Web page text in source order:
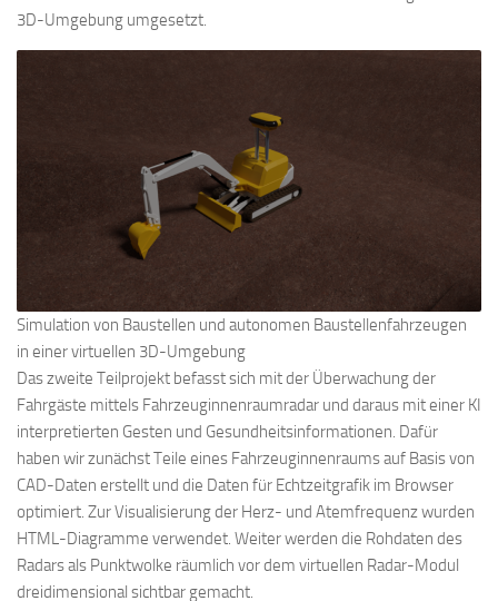
3D-Umgebung umgesetzt.
Simulation von Baustellen und autonomen Baustellenfahrzeugen
in einer virtuellen 3D-Umgebung
Das zweite Teilprojekt befasst sich mit der Überwachung der
Fahrgäste mittels Fahrzeuginnenraumradar und daraus mit einer KI
interpretierten Gesten und Gesundheitsinformationen. Dafür
haben wir zunächst Teile eines Fahrzeuginnenraums auf Basis von
CAD-Daten erstellt und die Daten für Echtzeitgrafik im Browser
optimiert. Zur Visualisierung der Herz- und Atemfrequenz wurden
HTML-Diagramme verwendet. Weiter werden die Rohdaten des
Radars als Punktwolke räumlich vor dem virtuellen Radar-Modul
dreidimensional sichtbar gemacht.